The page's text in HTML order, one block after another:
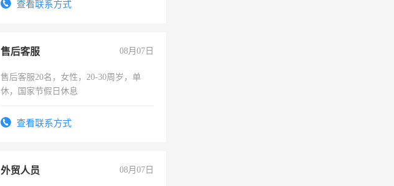
查看联系方式
售后客服 08月07日
售后客服20名，女性，20-30周岁，单
休，国家节假日休息
查看联系方式
外贸人员 08月07日